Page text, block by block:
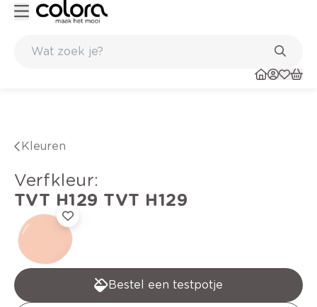
Kleuren
verfkleur:
TVT H129 TVT H129
Bestel een testpotje